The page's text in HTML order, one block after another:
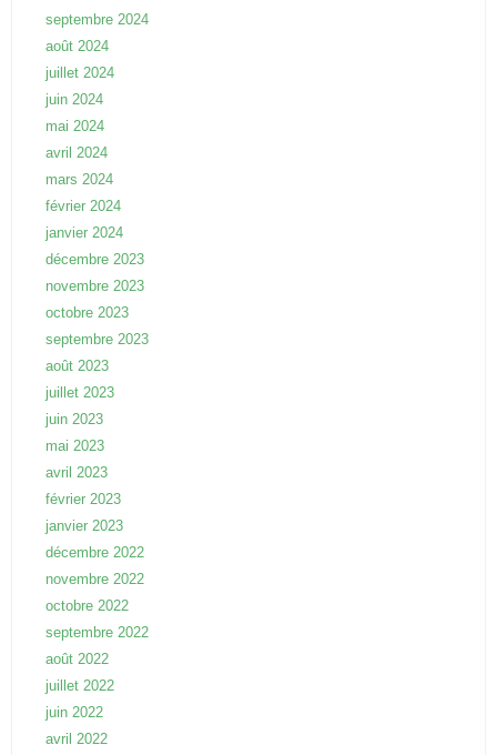
septembre 2024
août 2024
juillet 2024
juin 2024
mai 2024
avril 2024
mars 2024
février 2024
janvier 2024
décembre 2023
novembre 2023
octobre 2023
septembre 2023
août 2023
juillet 2023
juin 2023
mai 2023
avril 2023
février 2023
janvier 2023
décembre 2022
novembre 2022
octobre 2022
septembre 2022
août 2022
juillet 2022
juin 2022
avril 2022